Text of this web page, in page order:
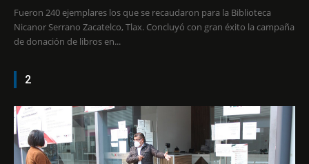
Fueron 240 ejemplares los que se recaudaron para la Biblioteca
Nicanor Serrano Zacatelco, Tlax. Concluyó con gran éxito la campaña
de donación de libros en...
2